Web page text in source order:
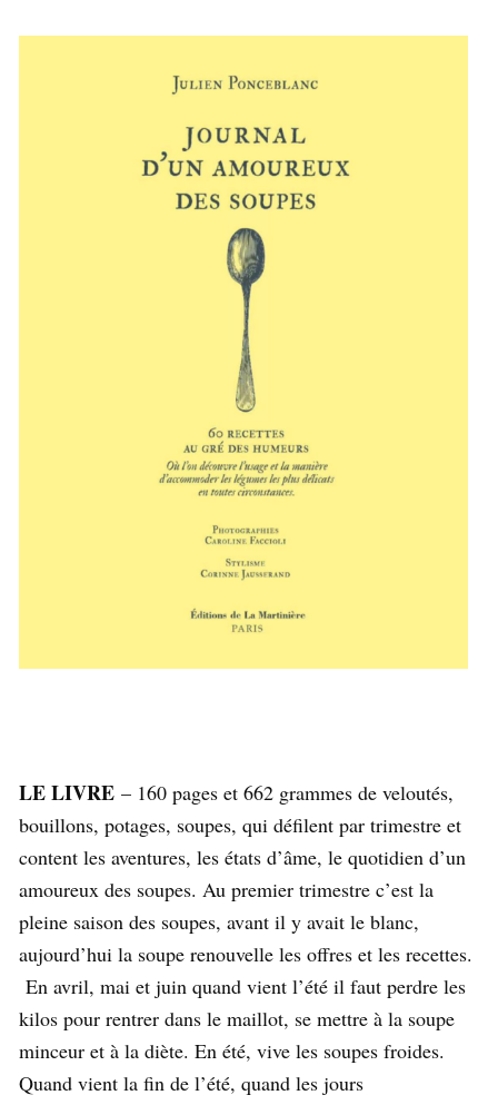
LE LIVRE – 160 pages et 662 grammes de veloutés,
bouillons, potages, soupes, qui défilent par trimestre et
content les aventures, les états d’âme, le quotidien d’un
amoureux des soupes. Au premier trimestre c’est la
pleine saison des soupes, avant il y avait le blanc,
aujourd’hui la soupe renouvelle les offres et les recettes.
En avril, mai et juin quand vient l’été il faut perdre les
kilos pour rentrer dans le maillot, se mettre à la soupe
minceur et à la diète. En été, vive les soupes froides.
Quand vient la fin de l’été, quand les jours